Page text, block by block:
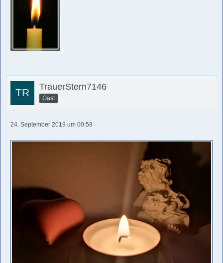
TrauerStern7146
Gast
24. September 2019 um 00:59